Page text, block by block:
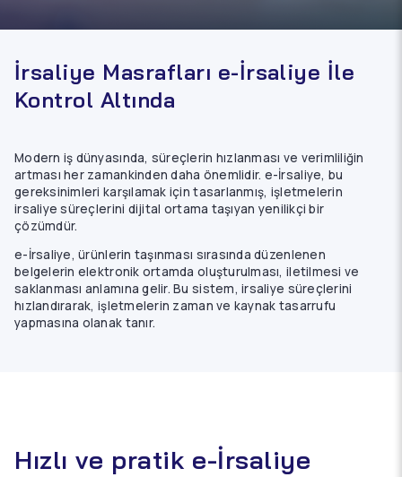
İrsaliye Masrafları e-İrsaliye İle
Kontrol Altında
Modern iş dünyasında, süreçlerin hızlanması ve verimliliğin
artması her zamankinden daha önemlidir. e-İrsaliye, bu
gereksinimleri karşılamak için tasarlanmış, işletmelerin
irsaliye süreçlerini dijital ortama taşıyan yenilikçi bir
çözümdür.
e-İrsaliye, ürünlerin taşınması sırasında düzenlenen
belgelerin elektronik ortamda oluşturulması, iletilmesi ve
saklanması anlamına gelir. Bu sistem, irsaliye süreçlerini
hızlandırarak, işletmelerin zaman ve kaynak tasarrufu
yapmasına olanak tanır.
Hızlı ve pratik e-İrsaliye